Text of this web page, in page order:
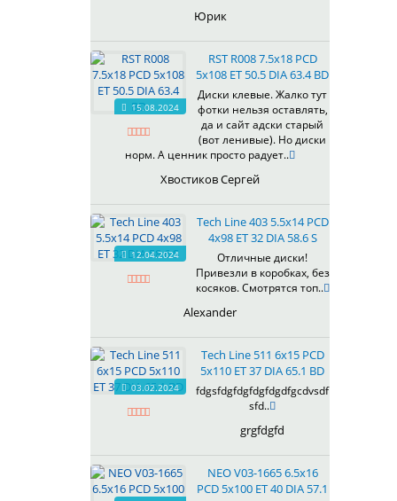
602
604
607
614
622
624
625
626
628
629
633
634
635
641
Юрик
15.08.2024
RST R008 7.5x18 PCD
5x108 ET 50.5 DIA 63.4 BD
Диски клевые. Жалко тут
фотки нельзя оставлять,
да и сайт адски старый
(вот ленивые). Но диски
норм. А ценник просто радует..
Хвостиков Сергей
12.04.2024
Tech Line 403 5.5x14 PCD
4x98 ET 32 DIA 58.6 S
Отличные диски!
Привезли в коробках, без
косяков. Смотрятся топ..
Alexander
03.02.2024
Tech Line 511 6x15 PCD
5x110 ET 37 DIA 65.1 BD
fdgsfdgfdgfdgfdgdfgcdvsdf
sfd..
grgfdgfd
NEO V03-1665 6.5x16
PCD 5x100 ET 40 DIA 57.1